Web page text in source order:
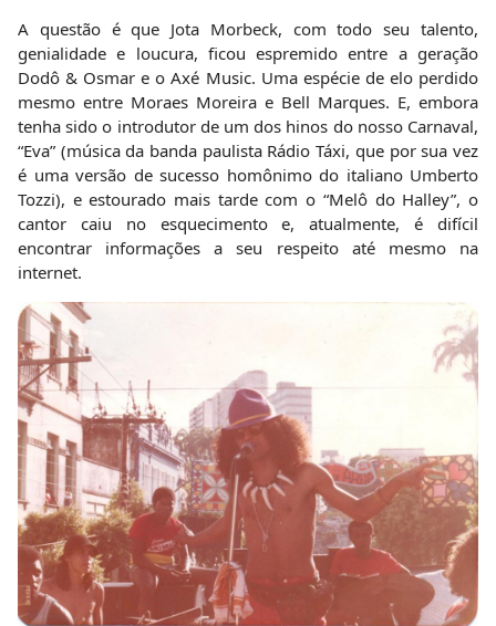
A questão é que Jota Morbeck, com todo seu talento,
genialidade e loucura, ficou espremido entre a geração
Dodô & Osmar e o Axé Music. Uma espécie de elo perdido
mesmo entre Moraes Moreira e Bell Marques. E, embora
tenha sido o introdutor de um dos hinos do nosso Carnaval,
“Eva” (música da banda paulista Rádio Táxi, que por sua vez
é uma versão de sucesso homônimo do italiano Umberto
Tozzi), e estourado mais tarde com o “Melô do Halley”, o
cantor caiu no esquecimento e, atualmente, é difícil
encontrar informações a seu respeito até mesmo na
internet.